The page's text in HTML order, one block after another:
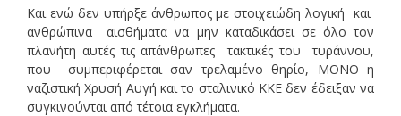
Και ενώ δεν υπήρξε άνθρωπος με στοιχειώδη λογική και
ανθρώπινα αισθήματα να μην καταδικάσει σε όλο τον
πλανήτη αυτές τις απάνθρωπες τακτικές του τυράννου,
που συμπεριφέρεται σαν τρελαμένο θηρίο, ΜΟΝΟ η
ναζιστική Χρυσή Αυγή και το σταλινικό ΚΚΕ δεν έδειξαν να
συγκινούνται από τέτοια εγκλήματα.